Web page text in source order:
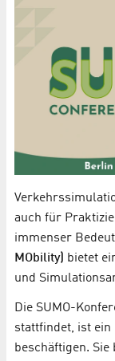
auch für
immenser
MObility) bietet
und
Die SUMO-
stattfindet, ist
beschäftigen.